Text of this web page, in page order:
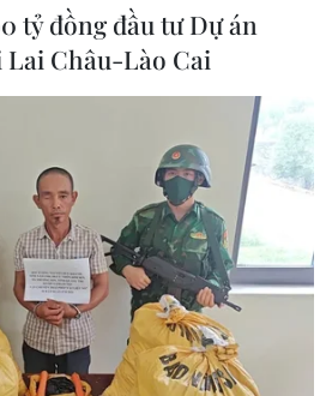
tỷ đồng đầu tư Dự án
Lai Châu-Lào Cai